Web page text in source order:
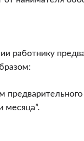
работнику
месяца”.